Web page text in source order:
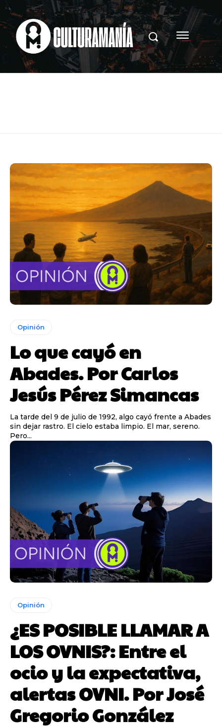
Opinión
Lo que cayó en
Abades. Por Carlos
Jesús Pérez Simancas
La tarde del 9 de julio de 1992, algo cayó frente a Abades
sin dejar rastro. El cielo estaba limpio. El mar, sereno.
Pero...
Opinión
¿ES POSIBLE LLAMAR A
LOS OVNIS?: Entre el
ocio y la expectativa,
alertas OVNI. Por José
Gregorio González